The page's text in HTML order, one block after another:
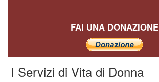
FAI UNA DONAZIONE
I Servizi di Vita di Donna